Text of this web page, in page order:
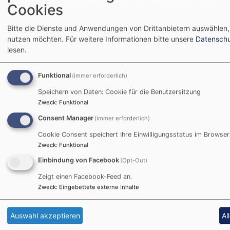
entspricht die Stellenstruktur, denn eine
nebenamtliche Stelle ausgeschrieben.
Nebenberufliche Stellen können dabei auch von
ohne Prüfung besetzt werden.
Nebenberufliche Kirchenmusikstellen
Der kirchenmusikalische Dienst auf
nebenberuflichen Stellen kann von einem oder auch
in Arbeitsteilung von mehreren Mitarbeitenden
versehen werden. In der Hauptsache bezieht er sich
auf das Orgelspiel bei den Gottesdiensten und/oder
die Leitung eines Vokal- oder Instrumentalchores. Je
nach örtlichen Gegebenheiten lässt sich dieser
Dienst auch in reicherer Weise entfalten.
Grundsätzlich kann er neben nahezu jedem anderen
Beruf ausgeübt werden.
Cookies
Bitte die Dienste und Anwendungen von Drittanbietern
nutzen möchten. Für weitere Informationen bitte unsere
lesen.
Funktional (immer erforderlich)
Speichern von Daten: Cookie für die Benutzersitzung
Zweck: Funktional
Consent Manager (immer erforderlich)
Cookie Consent speichert Ihre Einwilligungsstatus im Browser
Zweck: Funktional
Einbindung von Facebook (Opt-Out)
Zeigt einen Facebook-Feed an.
Zweck: Eingebettete externe Inhalte
Auswahl akzeptieren